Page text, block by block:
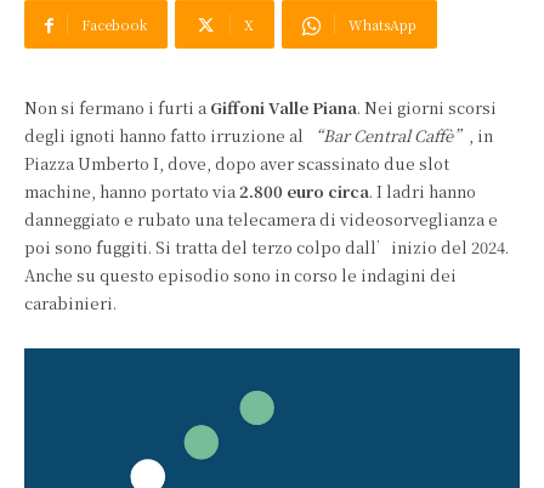
Facebook X WhatsApp
Non si fermano i furti a Giffoni Valle Piana. Nei giorni scorsi
degli ignoti hanno fatto irruzione al
“Bar Central Caffè” , in
Piazza Umberto I, dove, dopo aver scassinato due slot
machine, hanno portato via2.800 euro circa. I ladri hanno
danneggiato e rubato una telecamera di videosorveglianza e
poi sono fuggiti. Si tratta del terzo colpo dall’inizio del 2024.
Anche su questo episodio sono in corso le indagini dei
carabinieri.